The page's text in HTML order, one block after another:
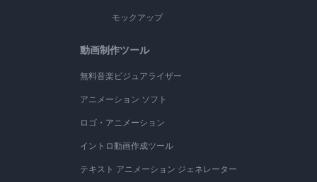
モックアップ
動画制作ツール
無料音楽ビジュアライザー
アニメーション ソフト
ロゴ・アニメーション
イントロ動画作成ツール
テキスト アニメーション ジェネレーター